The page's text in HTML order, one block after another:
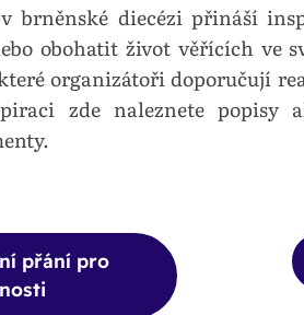
brněnské diecézi přináší
obohatit život věřících ve
organizátoři doporučují
zde naleznete popisy
přání pro